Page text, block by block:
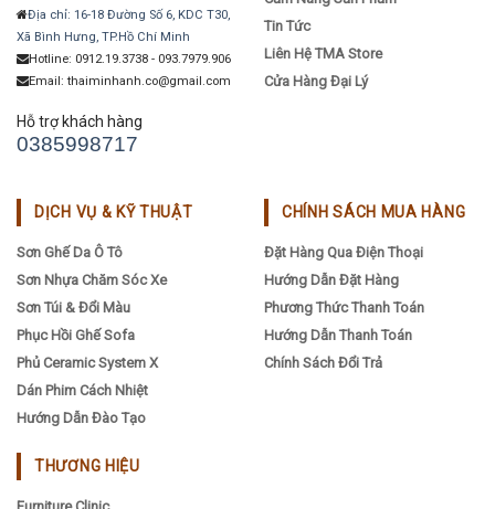
Địa chỉ: 16-18 Đường Số 6, KDC T30,
Xã Bình Hưng, TP.Hồ Chí Minh
Hotline: 0912.19.3738 - 093.7979.906
Email: thaiminhanh.co@gmail.com
Hỗ trợ khách hàng
0385998717
Tin Tức
Liên Hệ TMA Store
Cửa Hàng Đại Lý
DỊCH VỤ & KỸ THUẬT
Sơn Ghế Da Ô Tô
Sơn Nhựa Chăm Sóc Xe
Sơn Túi & Đổi Màu
Phục Hồi Ghế Sofa
Phủ Ceramic System X
Dán Phim Cách Nhiệt
Hướng Dẫn Đào Tạo
CHÍNH SÁCH MUA HÀNG
Đặt Hàng Qua Điện Thoại
Hướng Dẫn Đặt Hàng
Phương Thức Thanh Toán
Hướng Dẫn Thanh Toán
Chính Sách Đổi Trả
THƯƠNG HIỆU